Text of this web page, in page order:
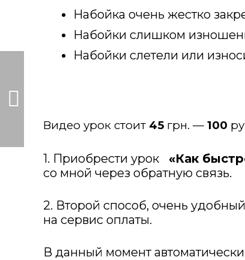
Набойка очень жестко
Набойки слишком
Набойки слетели или
Видео урок стоит 45 грн. — 100
1. Приобрести урок «Как
со мной через обратную связь.
2. Второй способ, очень
на сервис оплаты.
В данный момент